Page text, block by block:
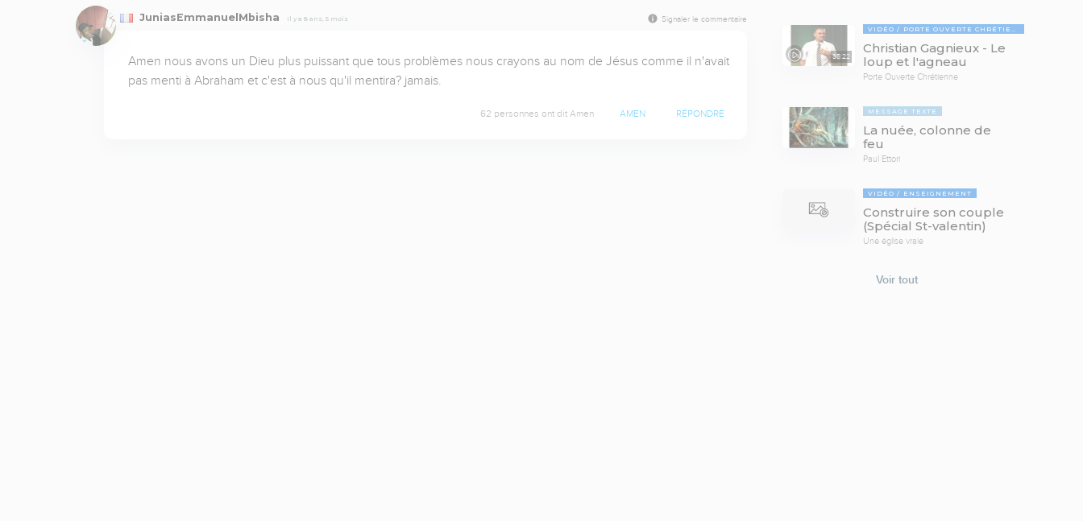
JuniasEmmanuelMbisha Il y a 8 ans, 5 mois Signaler le commentaire
Amen nous avons un Dieu plus puissant que tous problèmes nous crayons au nom de Jésus comme il n'avait
pas menti à Abraham et c'est à nous qu'il mentira? jamais.
62 personnes ont dit Amen AMEN RÉPONDRE
35:22
VIDÉO PORTE OUVERTE CHRÉTIENNE
Christian Gagnieux - Le
loup et l'agneau
Porte Ouverte Chrétienne
MESSAGE TEXTE
La nuée, colonne de
feu
Paul Ettori
VIDÉO ENSEIGNEMENT
Construire son couple
(Spécial St-valentin)
Une église vraie
Voir tout